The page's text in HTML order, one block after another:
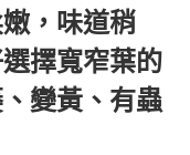
，味道稍
擇寬窄葉的
變黃、有蟲